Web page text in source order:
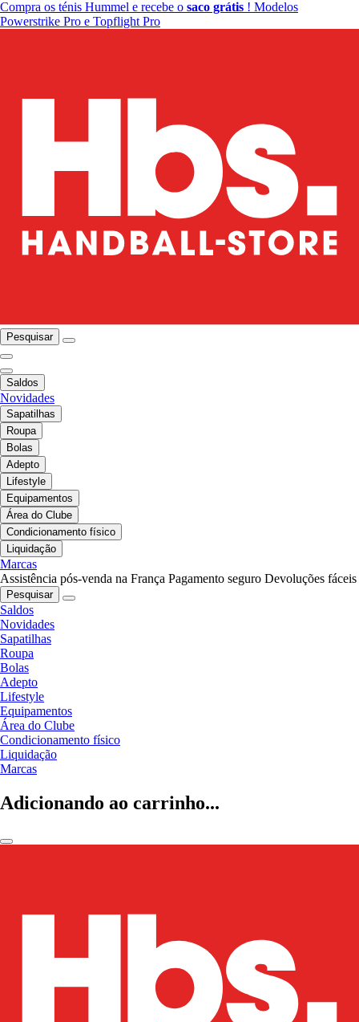
Compra os ténis Hummel e recebe o saco grátis ! Modelos
Powerstrike Pro e Topflight Pro
Pesquisar
Saldos
Novidades
Sapatilhas
Roupa
Bolas
Adepto
Lifestyle
Equipamentos
Área do Clube
Condicionamento físico
Liquidação
Marcas
Assistência pós-venda na França Pagamento seguro Devoluções fáceis
Pesquisar
Saldos
Novidades
Sapatilhas
Roupa
Bolas
Adepto
Lifestyle
Equipamentos
Área do Clube
Condicionamento físico
Liquidação
Marcas
Adicionando ao carrinho...